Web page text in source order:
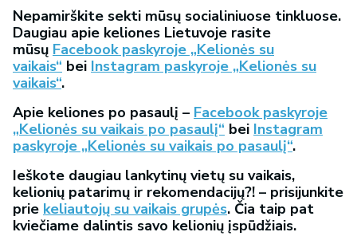
Nepamirškite sekti mūsų socialiniuose tinkluose.
Daugiau apie keliones Lietuvoje rasite
mūsų Facebook paskyroje „Kelionės su
vaikais“ bei Instagram paskyroje „Kelionės su
vaikais“.
Apie keliones po pasaulį – Facebook paskyroje
„Kelionės su vaikais po pasaulį“ bei Instagram
paskyroje „Kelionės su vaikais po pasaulį“.
Ieškote daugiau lankytinų vietų su vaikais,
kelionių patarimų ir rekomendacijų?! – prisijunkite
prie keliautojų su vaikais grupės. Čia taip pat
kviečiame dalintis savo kelionių įspūdžiais.